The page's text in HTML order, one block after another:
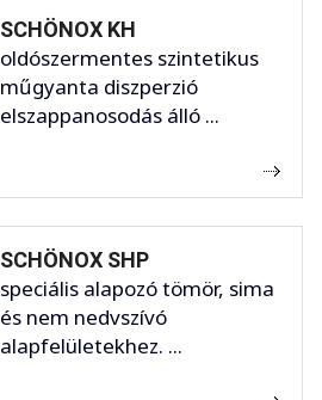
SCHÖNOX KH
oldószermentes szintetikus
műgyanta diszperzió
elszappanosodás álló ...
SCHÖNOX SHP
speciális alapozó tömör, sima
és nem nedvszívó
alapfelületekhez. ...